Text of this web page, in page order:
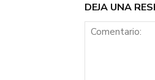
DEJA UNA